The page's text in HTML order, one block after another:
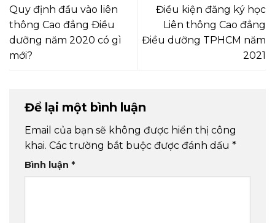
Quy định đầu vào liên
thông Cao đẳng Điều
dưỡng năm 2020 có gì
mới?
Điều kiện đăng ký học
Liên thông Cao đẳng
Điều dưỡng TPHCM năm
2021
Để lại một bình luận
Email của bạn sẽ không được hiển thị công
khai. Các trường bắt buộc được đánh dấu *
Bình luận *